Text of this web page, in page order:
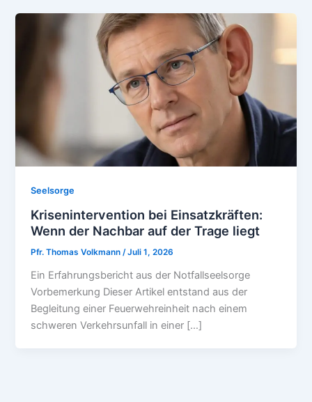
Seelsorge
Krisenintervention bei Einsatzkräften:
Wenn der Nachbar auf der Trage liegt
Pfr. Thomas Volkmann /Juli 1, 2026
Ein Erfahrungsbericht aus der Notfallseelsorge
Vorbemerkung Dieser Artikel entstand aus der
Begleitung einer Feuerwehreinheit nach einem
schweren Verkehrsunfall in einer […]